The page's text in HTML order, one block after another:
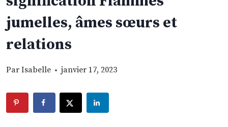
jumelles, âmes sœurs et
relations
Par Isabelle janvier 17, 2023